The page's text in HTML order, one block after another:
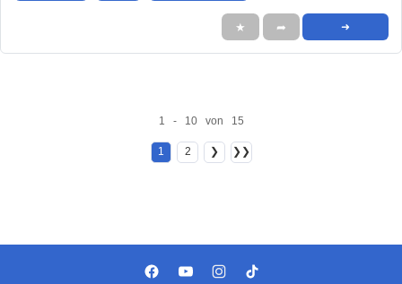
★ ➦ ➜
1 - 10 von 15
1 2 ❯ ❯❯